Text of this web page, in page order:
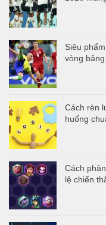
Siêu
vòng
Cách rèn
huống
Cách
lệ chiến